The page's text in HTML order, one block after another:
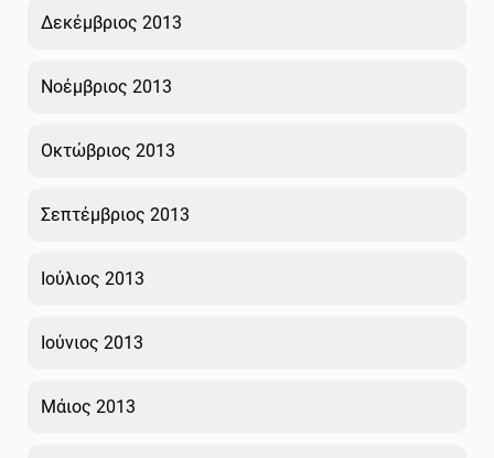
Δεκέμβριος 2013
Νοέμβριος 2013
Οκτώβριος 2013
Σεπτέμβριος 2013
Ιούλιος 2013
Ιούνιος 2013
Μάιος 2013